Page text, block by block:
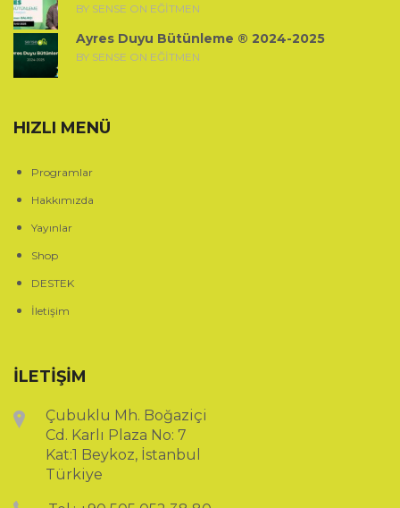
BY SENSE ON EĞITMEN
Ayres Duyu Bütünleme ® 2024-2025
BY SENSE ON EĞITMEN
HIZLI MENÜ
Programlar
Hakkımızda
Yayınlar
Shop
DESTEK
İletişim
İLETİŞİM
Çubuklu Mh. Boğaziçi
Cd. Karlı Plaza No: 7
Kat:1 Beykoz, İstanbul
Türkiye